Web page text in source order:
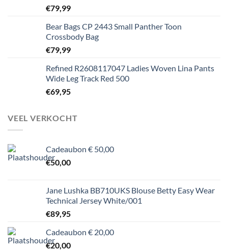
€79,99
Bear Bags CP 2443 Small Panther Toon
Crossbody Bag
€79,99
Refined R2608117047 Ladies Woven Lina Pants
Wide Leg Track Red 500
€69,95
VEEL VERKOCHT
Cadeaubon € 50,00
€50,00
Jane Lushka BB710UKS Blouse Betty Easy Wear
Technical Jersey White/001
€89,95
Cadeaubon € 20,00
€20,00